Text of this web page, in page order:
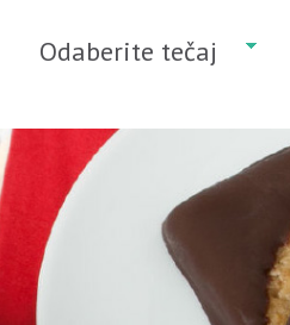
Odaberite tečaj